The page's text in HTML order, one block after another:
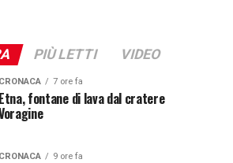
PIÙ LETTI VIDEO
CRONACA 7 ore fa
Etna, fontane di lava dal cratere
CRONACA 9 ore fa